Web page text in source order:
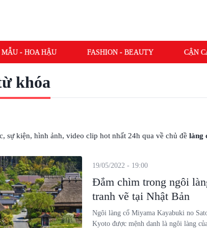
- HOA HẬU FASHION - BEAUTY CẬN
khóa
sự kiện, hình ảnh, video clip hot nhất 24h qua về chủ đề làng
Đắm chìm trong ngôi
tranh vẽ tại Nhật Bản
19/05/2022 - 19:00
Ngôi làng cổ Miyama Kayabuki no
Kyoto được mệnh danh là ngôi làng